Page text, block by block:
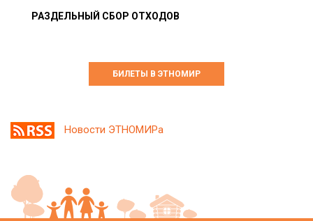
РАЗДЕЛЬНЫЙ СБОР ОТХОДОВ
БИЛЕТЫ В ЭТНОМИР
Новости ЭТНОМИРа